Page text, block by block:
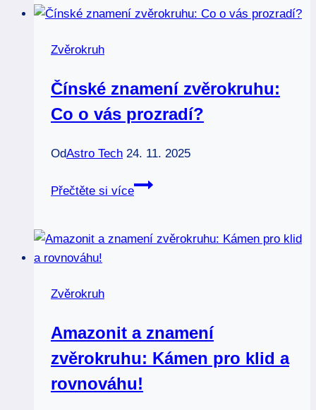
sobě
a
ryba:
spojení
Zvěrokruh
Čínské znamení zvěrokruhu:
Co o vás prozradí?
OdAstro Tech 24. 11. 2025
Přečtěte si více
Čínské
Co
Zvěrokruh
Amazonit a znamení
zvěrokruhu: Kámen pro klid a
rovnováhu!